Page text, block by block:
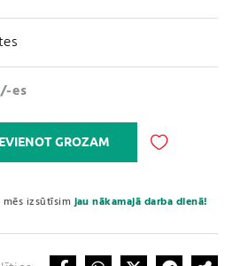
es
GROZAM
mēs izsūtīsimjau nākamajā darba dienā!
e
r